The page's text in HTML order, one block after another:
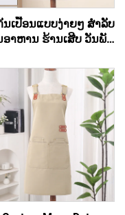
ເປື້ອນແບບງ່າຍໆ ສຳລັບ
ອາຫານ ຮ້ານເສີບ ວັນພັກ
ມາດສັ່ງທຳໄດ້ ຖືກ ແລະ
ອິນຊີ